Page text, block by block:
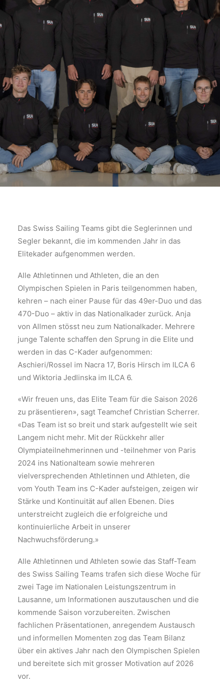
Das Swiss Sailing Teams gibt die Seglerinnen und
Segler bekannt, die im kommenden Jahr in das
Elitekader aufgenommen werden.
Alle Athletinnen und Athleten, die an den
Olympischen Spielen in Paris teilgenommen haben,
kehren – nach einer Pause für das 49er-Duo und das
470-Duo – aktiv in das Nationalkader zurück. Anja
von Allmen stösst neu zum Nationalkader. Mehrere
junge Talente schaffen den Sprung in die Elite und
werden in das C-Kader aufgenommen:
Aschieri/Rossel im Nacra 17, Boris Hirsch im ILCA 6
und Wiktoria Jedlinska im ILCA 6.
«Wir freuen uns, das Elite Team für die Saison 2026
zu präsentieren», sagt Teamchef Christian Scherrer.
«Das Team ist so breit und stark aufgestellt wie seit
Langem nicht mehr. Mit der Rückkehr aller
Olympiateilnehmerinnen und -teilnehmer von Paris
2024 ins Nationalteam sowie mehreren
vielversprechenden Athletinnen und Athleten, die
vom Youth Team ins C-Kader aufsteigen, zeigen wir
Stärke und Kontinuität auf allen Ebenen. Dies
unterstreicht zugleich die erfolgreiche und
kontinuierliche Arbeit in unserer
Nachwuchsförderung.»
Alle Athletinnen und Athleten sowie das Staff-Team
des Swiss Sailing Teams trafen sich diese Woche für
zwei Tage im Nationalen Leistungszentrum in
Lausanne, um Informationen auszutauschen und die
kommende Saison vorzubereiten. Zwischen
fachlichen Präsentationen, anregendem Austausch
und informellen Momenten zog das Team Bilanz
über ein aktives Jahr nach den Olympischen Spielen
und bereitete sich mit grosser Motivation auf 2026
vor.